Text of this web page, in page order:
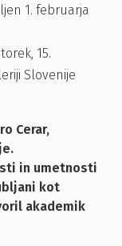
1. februarja
15.
Slovenije
Cerar,
in umetnosti
kot
akademik